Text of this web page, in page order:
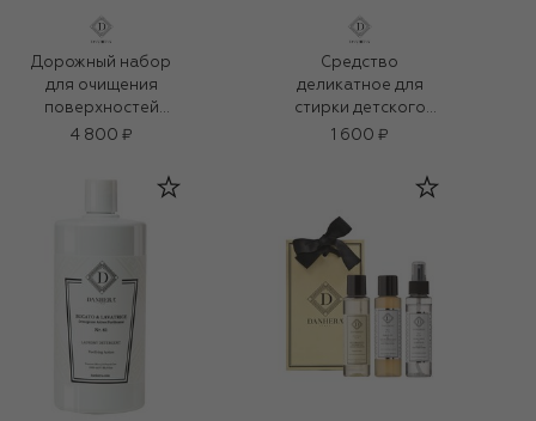
Дорожный набор
для очищения
поверхностей
(3x100ml)
4 800 ₽
Средство
деликатное для
стирки детского
белья №63 (100ml)
1 600 ₽